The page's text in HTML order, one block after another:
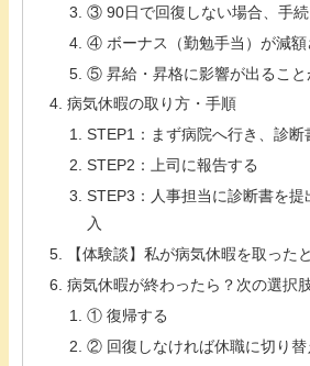
③ 90日で回復しない場合、手続
④ ボーナス（勤勉手当）が減額
⑤ 昇給・昇格に影響が出ること
病気休暇の取り方・手順
STEP1：まず病院へ行き、診断
STEP2：上司に報告する
STEP3：人事担当に診断書を提
入
【体験談】私が病気休暇を取った
病気休暇が終わったら？次の選択
① 復帰する
② 回復しなければ休職に切り替